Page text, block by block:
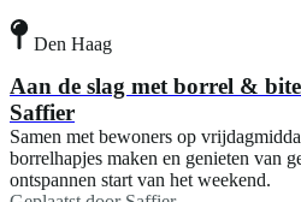
Den Haag
Aan de slag met borrel &
Saffier
Samen met bewoners op
borrelhapjes maken en genieten van
ontspannen start van het weekend.